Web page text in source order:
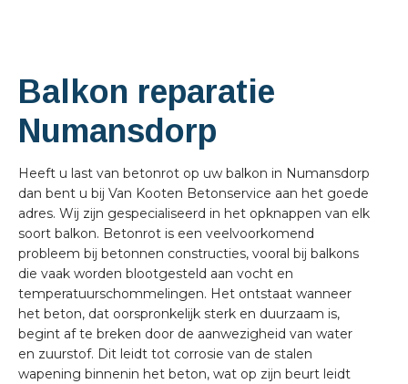
Balkon reparatie
Numansdorp
Heeft u last van betonrot op uw balkon in Numansdorp
dan bent u bij Van Kooten Betonservice aan het goede
adres. Wij zijn gespecialiseerd in het opknappen van elk
soort balkon. Betonrot is een veelvoorkomend
probleem bij betonnen constructies, vooral bij balkons
die vaak worden blootgesteld aan vocht en
temperatuurschommelingen. Het ontstaat wanneer
het beton, dat oorspronkelijk sterk en duurzaam is,
begint af te breken door de aanwezigheid van water
en zuurstof. Dit leidt tot corrosie van de stalen
wapening binnenin het beton, wat op zijn beurt leidt